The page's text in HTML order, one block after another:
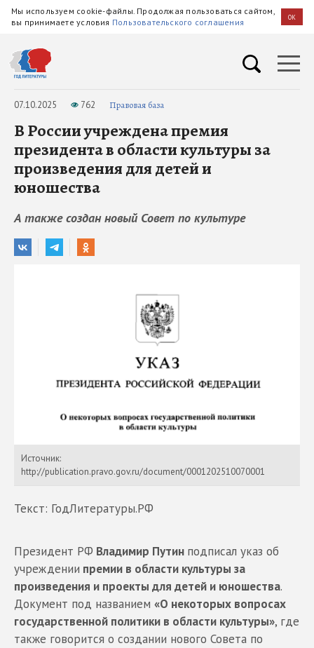
Мы используем cookie-файлы. Продолжая пользоваться сайтом,
вы принимаете условия Пользовательского соглашения OK
07.10.2025 762 Правовая база
В России учреждена премия
президента в области культуры за
произведения для детей и
юношества
А также создан новый Совет по культуре
Источник:
http://publication.pravo.gov.ru/document/0001202510070001
Текст: ГодЛитературы.РФ
Президент РФ Владимир Путин подписал указ об
учреждении премии в области культуры за
произведения и проекты для детей и юношества.
Документ под названием «О некоторых вопросах
государственной политики в области культуры», где
также говорится о создании нового Совета по